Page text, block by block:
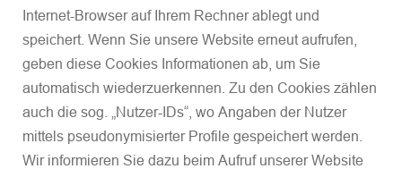
Internet-Browser auf Ihrem Rechner ablegt und
speichert. Wenn Sie unsere Website erneut aufrufen,
geben diese Cookies Informationen ab, um Sie
automatisch wiederzuerkennen. Zu den Cookies zählen
auch die sog. „Nutzer-IDs“, wo Angaben der Nutzer
mittels pseudonymisierter Profile gespeichert werden.
Wir informieren Sie dazu beim Aufruf unserer Website